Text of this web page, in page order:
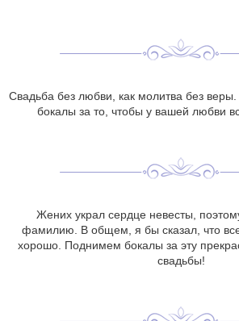
Свадьба без любви, как молитва без
бокалы за то, чтобы у вашей любви
Жених украл сердце невесты,
фамилию. В общем, я бы сказал, что
хорошо. Поднимем бокалы за эту
свадьбы!